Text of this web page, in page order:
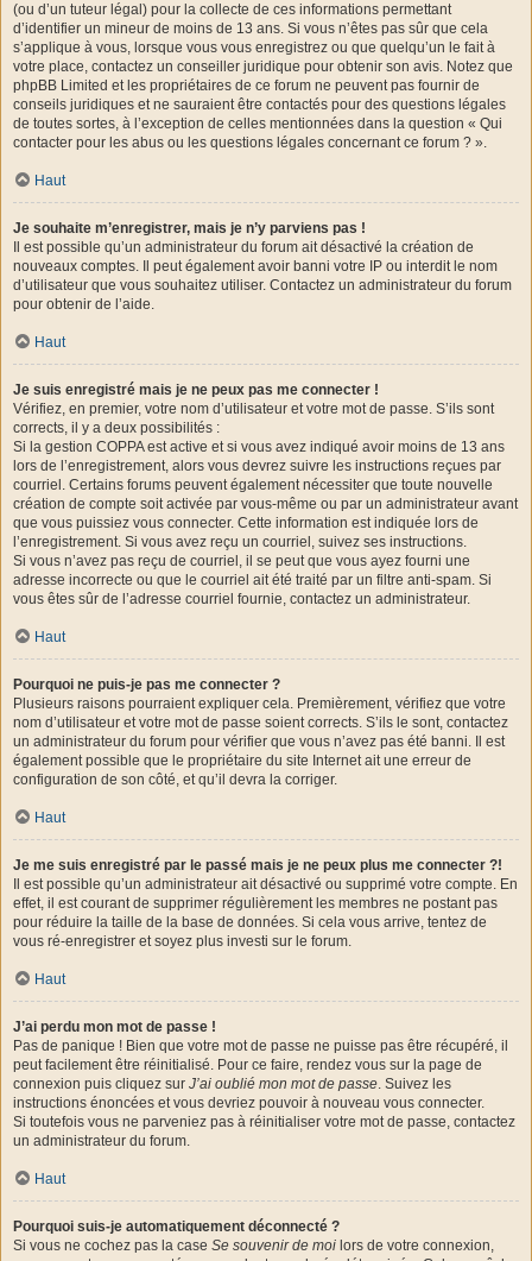
(ou d’un tuteur légal) pour la collecte de ces informations permettant
d’identifier un mineur de moins de 13 ans. Si vous n’êtes pas sûr que cela
s’applique à vous, lorsque vous vous enregistrez ou que quelqu’un le fait à
votre place, contactez un conseiller juridique pour obtenir son avis. Notez que
phpBB Limited et les propriétaires de ce forum ne peuvent pas fournir de
conseils juridiques et ne sauraient être contactés pour des questions légales
de toutes sortes, à l’exception de celles mentionnées dans la question « Qui
contacter pour les abus ou les questions légales concernant ce forum ? ».
Haut
Je souhaite m’enregistrer, mais je n’y parviens pas !
Il est possible qu’un administrateur du forum ait désactivé la création de
nouveaux comptes. Il peut également avoir banni votre IP ou interdit le nom
d’utilisateur que vous souhaitez utiliser. Contactez un administrateur du forum
pour obtenir de l’aide.
Haut
Je suis enregistré mais je ne peux pas me connecter !
Vérifiez, en premier, votre nom d’utilisateur et votre mot de passe. S’ils sont
corrects, il y a deux possibilités :
Si la gestion COPPA est active et si vous avez indiqué avoir moins de 13 ans
lors de l’enregistrement, alors vous devrez suivre les instructions reçues par
courriel. Certains forums peuvent également nécessiter que toute nouvelle
création de compte soit activée par vous-même ou par un administrateur avant
que vous puissiez vous connecter. Cette information est indiquée lors de
l’enregistrement. Si vous avez reçu un courriel, suivez ses instructions.
Si vous n’avez pas reçu de courriel, il se peut que vous ayez fourni une
adresse incorrecte ou que le courriel ait été traité par un filtre anti-spam. Si
vous êtes sûr de l’adresse courriel fournie, contactez un administrateur.
Haut
Pourquoi ne puis-je pas me connecter ?
Plusieurs raisons pourraient expliquer cela. Premièrement, vérifiez que votre
nom d’utilisateur et votre mot de passe soient corrects. S’ils le sont, contactez
un administrateur du forum pour vérifier que vous n’avez pas été banni. Il est
également possible que le propriétaire du site Internet ait une erreur de
configuration de son côté, et qu’il devra la corriger.
Haut
Je me suis enregistré par le passé mais je ne peux plus me connecter ?!
Il est possible qu’un administrateur ait désactivé ou supprimé votre compte. En
effet, il est courant de supprimer régulièrement les membres ne postant pas
pour réduire la taille de la base de données. Si cela vous arrive, tentez de
vous ré-enregistrer et soyez plus investi sur le forum.
Haut
J’ai perdu mon mot de passe !
Pas de panique ! Bien que votre mot de passe ne puisse pas être récupéré, il
peut facilement être réinitialisé. Pour ce faire, rendez vous sur la page de
connexion puis cliquez sur J’ai oublié mon mot de passe. Suivez les
instructions énoncées et vous devriez pouvoir à nouveau vous connecter.
Si toutefois vous ne parveniez pas à réinitialiser votre mot de passe, contactez
un administrateur du forum.
Haut
Pourquoi suis-je automatiquement déconnecté ?
Si vous ne cochez pas la case Se souvenir de moi lors de votre connexion,